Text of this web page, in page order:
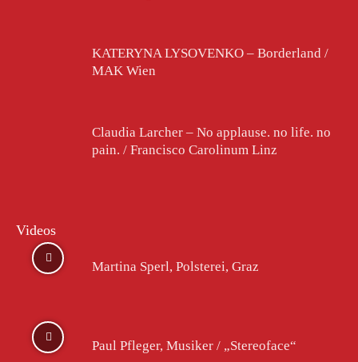
KATERYNA LYSOVENKO – Borderland /
MAK Wien
Claudia Larcher – No applause. no life. no
pain. / Francisco Carolinum Linz
Videos
Martina Sperl, Polsterei, Graz
Paul Pfleger, Musiker / „Stereoface“